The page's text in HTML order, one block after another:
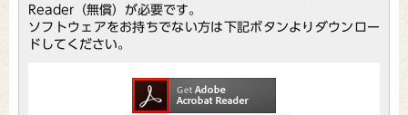
Reader（無償）が必要です。
ソフトウェアをお持ちでない方は下記ボタンよりダウンロー
ドしてください。